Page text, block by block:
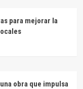
para mejorar la
obra que impulsa